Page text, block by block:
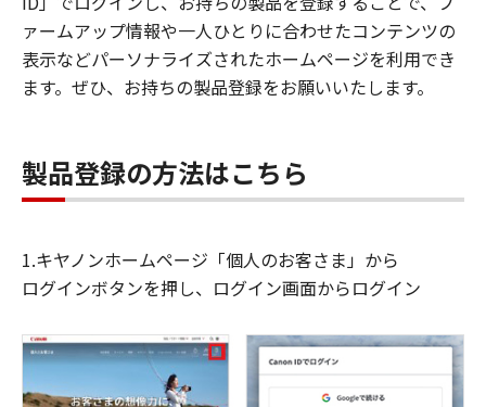
ァームアップ情報や一人ひとりに合わせたコンテンツの
表示などパーソナライズされたホームページを利用でき
ます。ぜひ、お持ちの製品登録をお願いいたします。
製品登録の方法はこちら
1.キヤノンホームページ「個人のお客さま」から
ログインボタンを押し、ログイン画面からログイン